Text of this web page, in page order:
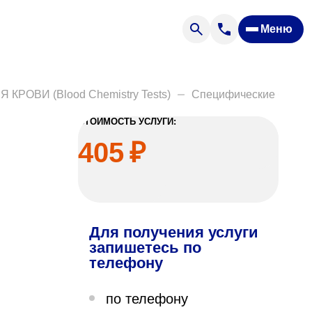
Меню
«Парус»
(Blood Chemistry Tests) Специфические белки
СТОИМОСТЬ УСЛУГИ:
405₽
Для получения услуги
запишетесь по
телефону
по телефону